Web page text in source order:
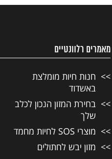
מאמרים רלוונטיים
חנות חיות מומלצת
באשדוד
בחירת המזון הנכון לכלב
שלך
מוצרי SOS לחיות מחמד
מזון יבש לחתולים